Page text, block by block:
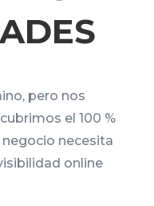
pero nos
el 100 %
necesita
online